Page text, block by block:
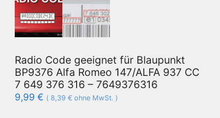
Radio Code geeignet für Blaupunkt
BP9376 Alfa Romeo 147/ALFA 937 CC
7 649 376 316 – 7649376316
9,99 € ( 8,39 € ohne MwSt. )